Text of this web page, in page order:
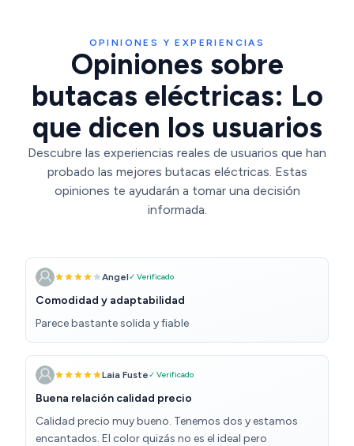
OPINIONES Y EXPERIENCIAS
Opiniones sobre
butacas eléctricas: Lo
que dicen los usuarios
Descubre las experiencias reales de usuarios que han
probado las mejores butacas eléctricas. Estas
opiniones te ayudarán a tomar una decisión
informada.
Angel✓ Verificado
Comodidad y adaptabilidad
Parece bastante solida y fiable
Laia Fuste✓ Verificado
Buena relación calidad precio
Calidad precio muy bueno. Tenemos dos y estamos
encantados. El color quizás no es el ideal pero